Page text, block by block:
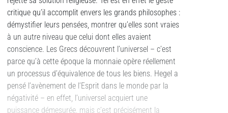
critique qu’il accomplit envers les grands philosophes :
démystifier leurs pensées, montrer qu’elles sont vraies
à un autre niveau que celui dont elles avaient
conscience. Les Grecs découvrent l’universel – c’est
parce qu’à cette époque la monnaie opère réellement
un processus d’équivalence de tous les biens. Hegel a
pensé l’avènement de l’Esprit dans le monde par la
négativité – en effet, l’universel acquiert une
puissance démesurée, mais c’est précisément la